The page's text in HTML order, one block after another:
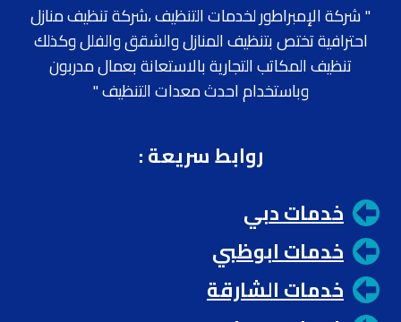
" شركة الإمبراطور لخدمات التنظيف ،شركة تنظيف منازل
احترافية تختص بتنظيف المنازل والشقق والفلل وكذلك
تنظيف المكاتب التجارية بالاستعانة بعمال مدربون
وباستخدام احدث معدات التنظيف "
روابط سريعة:
خدمات دبي
خدمات ابوظبي
خدمات الشارقة